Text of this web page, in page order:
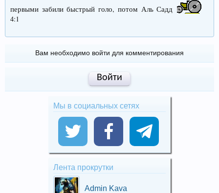
первыми забили быстрый голо, потом Аль Садд
4:1
Вам необходимо войти для комментирования
Войти
Мы в социальных сетях
Лента прокрутки
Admin Kava